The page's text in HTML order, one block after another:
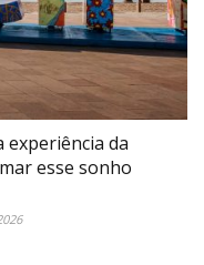
experiência da
esse sonho